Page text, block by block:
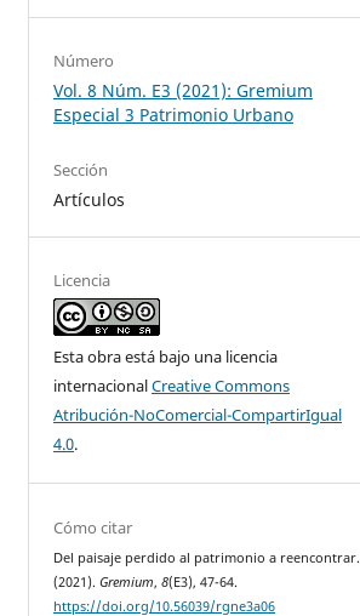
Número
Vol. 8 Núm. E3 (2021): Gremium
Especial 3 Patrimonio Urbano
Sección
Artículos
Licencia
Esta obra está bajo una licencia
internacionalCreative Commons
Atribución-NoComercial-CompartirIgual
4.0.
Cómo citar
Del paisaje perdido al patrimonio a reencontrar.
(2021).Gremium,8(E3), 47-64.
https://doi.org/10.56039/rgne3a06